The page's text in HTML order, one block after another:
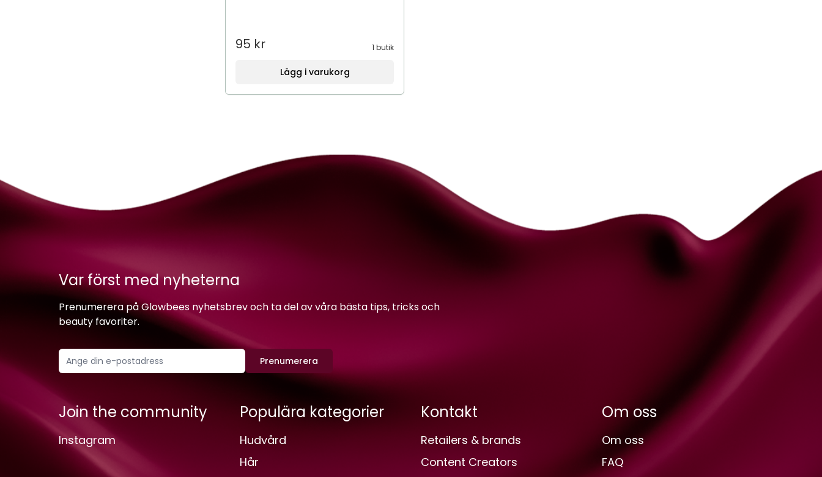
95 kr 1 butik
Lägg i varukorg
Var först med nyheterna
Prenumerera på Glowbees nyhetsbrev och ta del av våra bästa tips, tricks och
beauty favoriter.
Prenumerera
Join the community
Instagram
Populära kategorier
Hudvård
Hår
Kontakt
Retailers & brands
Content Creators
Om oss
Om oss
FAQ